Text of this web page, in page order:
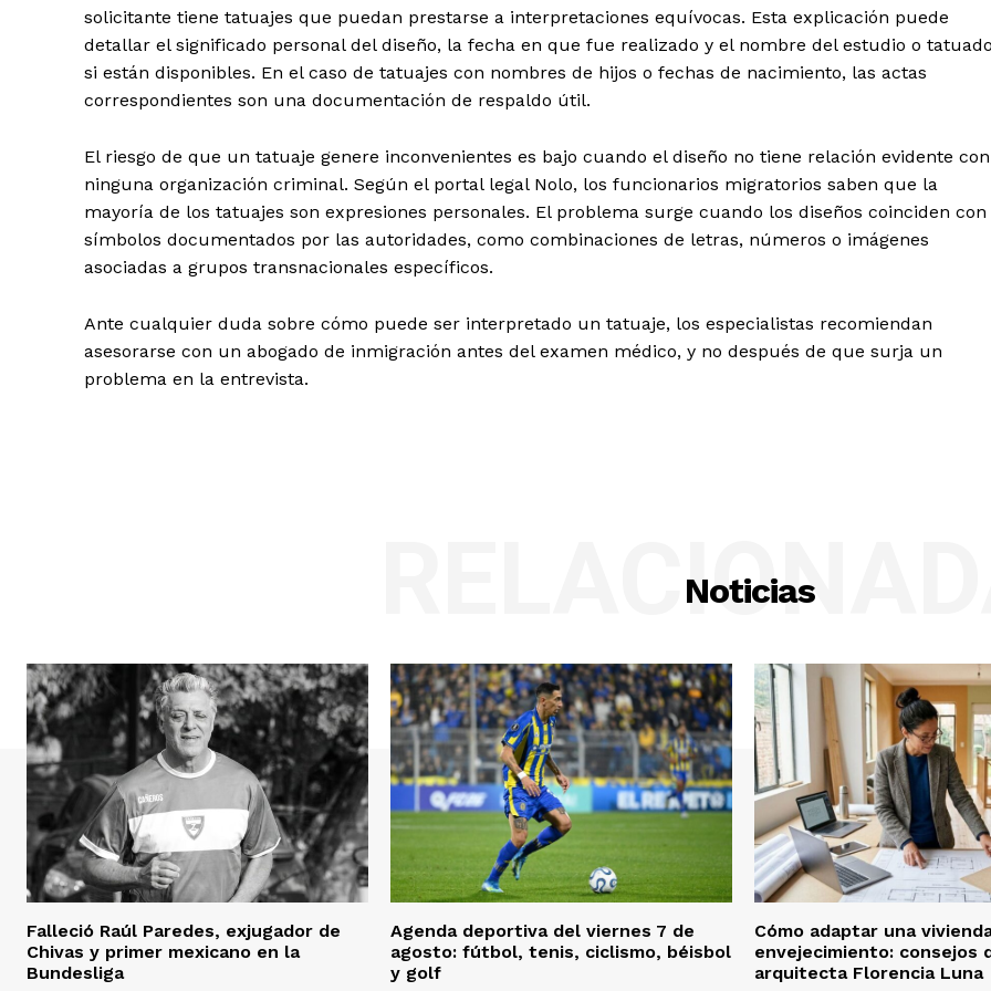
solicitante tiene tatuajes que puedan prestarse a interpretaciones equívocas. Esta explicación puede
detallar el significado personal del diseño, la fecha en que fue realizado y el nombre del estudio o
si están disponibles. En el caso de tatuajes con nombres de hijos o fechas de nacimiento, las actas
correspondientes son una documentación de respaldo útil.
El riesgo de que un tatuaje genere inconvenientes es bajo cuando el diseño no tiene relación evidente con
ninguna organización criminal. Según el portal legal Nolo, los funcionarios migratorios saben que la
mayoría de los tatuajes son expresiones personales. El problema surge cuando los diseños coinciden con
símbolos documentados por las autoridades, como combinaciones de letras, números o imágenes
asociadas a grupos transnacionales específicos.
Ante cualquier duda sobre cómo puede ser interpretado un tatuaje, los especialistas recomiendan
asesorarse con un abogado de inmigración antes del examen médico, y no después de que surja un
problema en la entrevista.
Noticias
Falleció Raúl Paredes, exjugador de
Chivas y primer mexicano en la
Bundesliga
Agenda deportiva del viernes 7 de
agosto: fútbol, tenis, ciclismo, béisbol
y golf
Cómo adaptar una
envejecimiento: consejos
arquitecta Florencia Luna